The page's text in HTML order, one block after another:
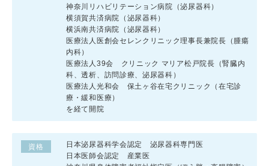
神奈川リハビリテーション病院（泌尿器科）
横須賀共済病院（泌尿器科）
横浜南共済病院（泌尿器科）
医療法人医創会セレンクリニック理事長兼院長（腫瘍
内科）
医療法人39会 クリニック マリア松戸院長（腎臓内
科、透析、訪問診療、泌尿器科）
医療法人光和会 保土ヶ谷在宅クリニック（在宅診
療・緩和医療）
を経て開院
資格
日本泌尿器科学会認定 泌尿器科専門医
日本医師会認定 産業医